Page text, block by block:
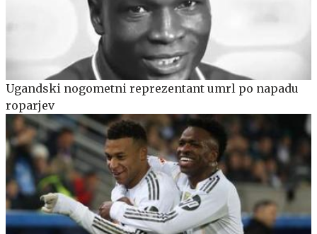
Ugandski nogometni reprezentant umrl po napadu
roparjev